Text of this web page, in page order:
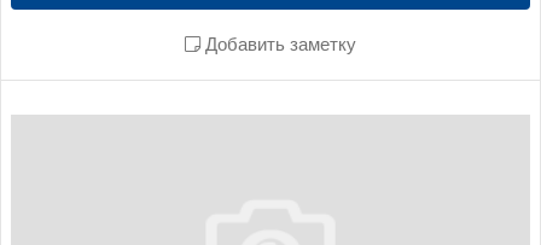
Добавить заметку